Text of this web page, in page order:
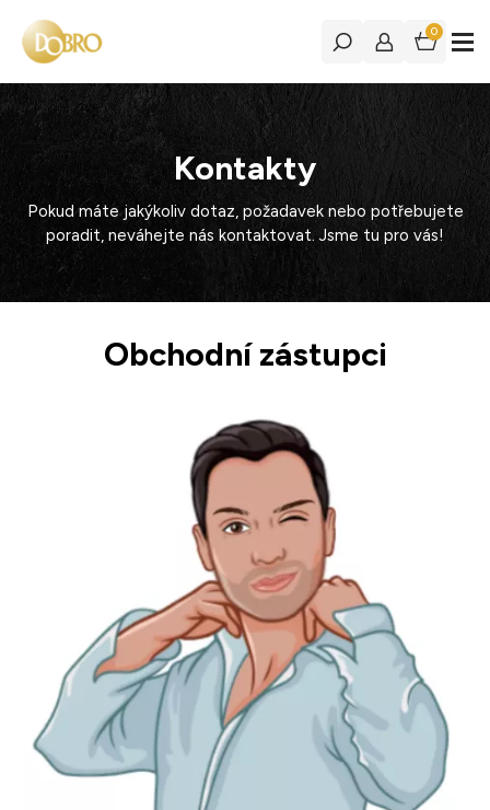
0
Kontakty
Pokud máte jakýkoliv dotaz, požadavek nebo potřebujete
poradit, neváhejte nás kontaktovat. Jsme tu pro vás!
Obchodní zástupci